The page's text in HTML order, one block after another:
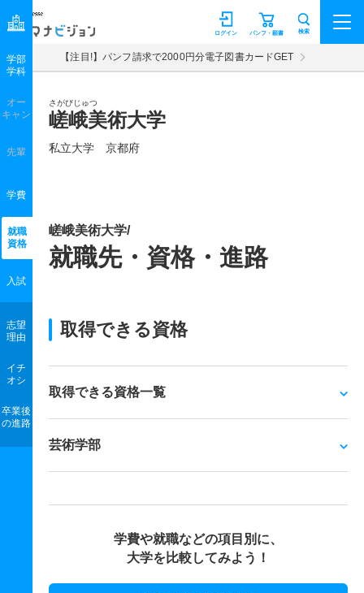
マナビジョン パンフ・願書
ログイン 検索
【注目!】パンフ請求で2000円分電子図書カードGET
さがびじゅつ
嵯峨美術大学
私立大学 京都府
学部
学科
オー
キャン
先輩
学費
就職
資格
入試
志望
理由
イチ
オシ
卒業後
の進路
嵯峨美術大学/
就職先・資格・進路
取得できる資格
取得できる資格一覧
芸術学部
学費や就職などの項目別に、
大学を比較してみよう！